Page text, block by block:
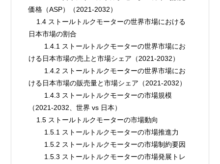
価格（ASP）（2021-2032）
日本市場の割合
ける日本市場の売上と市場シェア（2021-2032）
ける日本市場の販売量と市場シェア（2021-2032）
（2021-2032、世界 vs 日本）
    1.5 ストールトルクモーターの市場動向
        1.5.1 ストールトルクモーターの市場推進力
        1.5.2 ストールトルクモーターの市場制約要因